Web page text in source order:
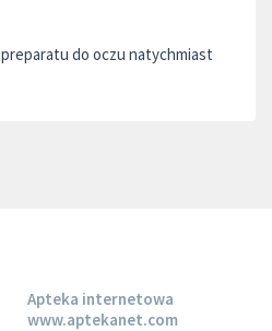
do oczu natychmiast
Apteka internetowa
www.aptekanet.com